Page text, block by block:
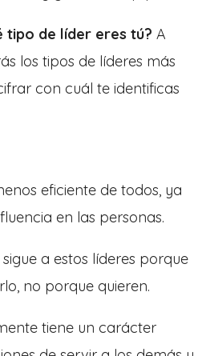
tipo de líder eres tú? A
los tipos de líderes más
con cuál te identificas
eficiente de todos, ya
en las personas.
a estos líderes porque
no porque quieren.
tiene un carácter